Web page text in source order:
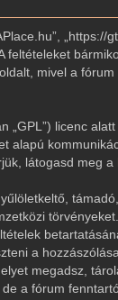
mivel a
„GPL”) licenc
alapú
látogasd meg a
a
megadsz,
a fórum